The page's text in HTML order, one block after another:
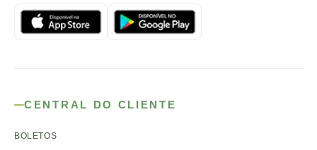
CENTRAL DO CLIENTE
BOLETOS